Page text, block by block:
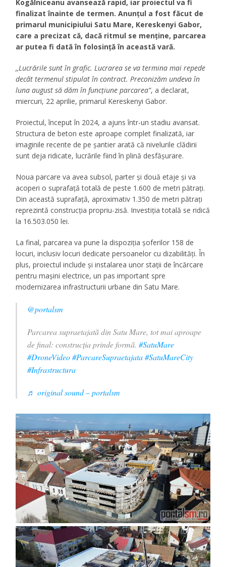
Kogălniceanu avansează rapid, iar proiectul va fi
finalizat înainte de termen. Anunțul a fost făcut de
primarul municipiului Satu Mare, Kereskenyi Gabor,
care a precizat că, dacă ritmul se menține, parcarea
ar putea fi dată în folosință în această vară.
,,Lucrările sunt în grafic. Lucrarea se va termina mai repede
decât termenul stipulat în contract. Preconizăm undeva în
luna august să dăm în funcțiune parcarea”, a declarat,
miercuri, 22 aprilie, primarul Kereskenyi Gabor.
Proiectul, început în 2024, a ajuns într-un stadiu avansat.
Structura de beton este aproape complet finalizată, iar
imaginile recente de pe șantier arată că nivelurile clădirii
sunt deja ridicate, lucrările fiind în plină desfășurare.
Noua parcare va avea subsol, parter și două etaje și va
acoperi o suprafață totală de peste 1.600 de metri pătrați.
Din această suprafață, aproximativ 1.350 de metri pătrați
reprezintă construcția propriu-zisă. Investiția totală se ridică
la 16.503.050 lei.
La final, parcarea va pune la dispoziția șoferilor 158 de
locuri, inclusiv locuri dedicate persoanelor cu dizabilități. În
plus, proiectul include și instalarea unor stații de încărcare
pentru mașini electrice, un pas important spre
modernizarea infrastructurii urbane din Satu Mare.
@portalsm
Parcarea supraetajată din Satu Mare, tot mai aproape
de final: construcția prinde formă.#SatuMare
#DroneVideo #ParcareSupraetajata #SatuMareCity
#Infrastructura
♬ original sound – portalsm